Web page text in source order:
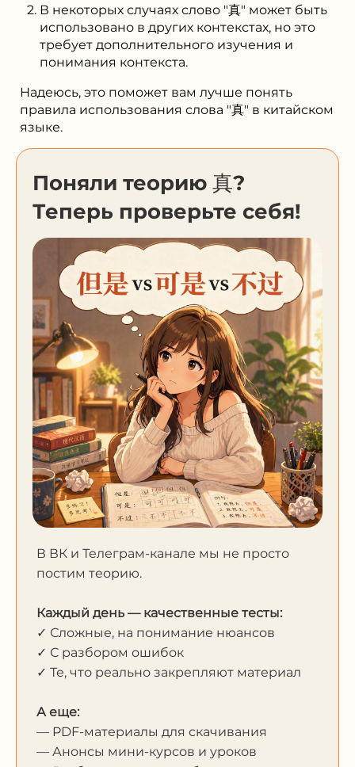
В некоторых случаях слово "真" может быть
использовано в других контекстах, но это
требует дополнительного изучения и
понимания контекста.
Надеюсь, это поможет вам лучше понять
правила использования слова "真" в китайском
языке.
Поняли теорию 真?
Теперь проверьте себя!
В ВК и Телеграм-канале мы не просто
постим теорию.
Каждый день — качественные тесты:
✓ Сложные, на понимание нюансов
✓ С разбором ошибок
✓ Те, что реально закрепляют материал
А еще:
— PDF-материалы для скачивания
— Анонсы мини-курсов и уроков